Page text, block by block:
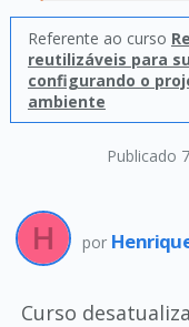
Publicado
Referente ao curso
reutilizáveis para
configurando o
ambiente
por
Curso